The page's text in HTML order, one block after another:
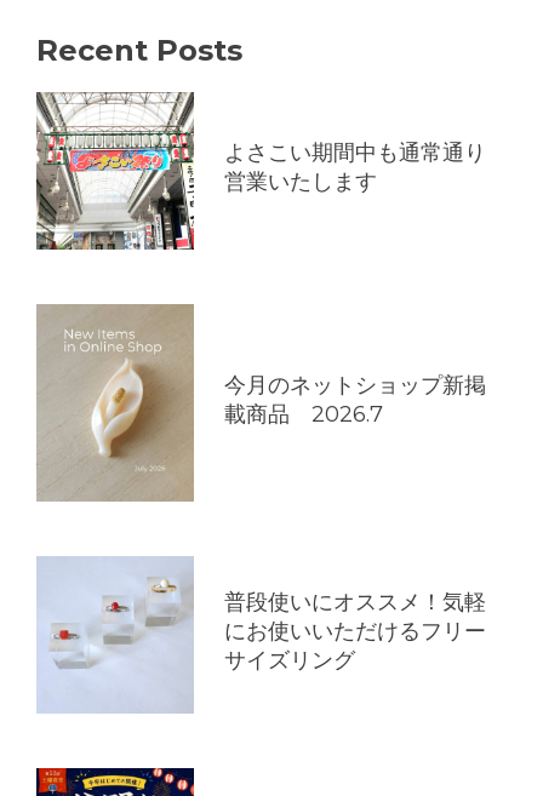
ビ
ゲ
ー
シ
ン
Recent Posts
よさこい期間中も通常通り
営業いたします
今月のネットショップ新掲
載商品 2026.7
普段使いにオススメ！気軽
にお使いいただけるフリー
サイズリング